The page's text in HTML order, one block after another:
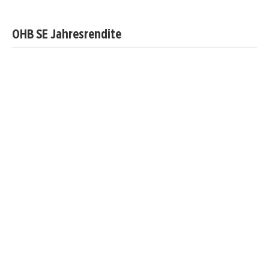
OHB SE Jahresrendite